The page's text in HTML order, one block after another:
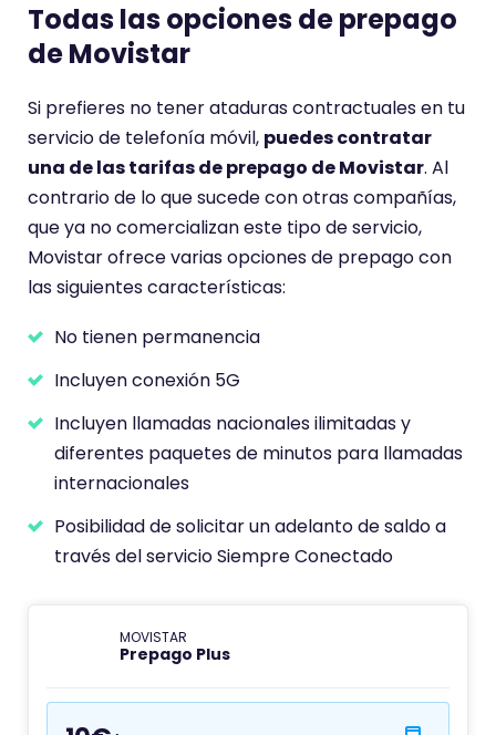
Todas las opciones de prepago
de Movistar
Si prefieres no tener ataduras contractuales en tu
servicio de telefonía móvil, puedes contratar
una de las tarifas de prepago de Movistar. Al
contrario de lo que sucede con otras compañías,
que ya no comercializan este tipo de servicio,
Movistar ofrece varias opciones de prepago con
las siguientes características:
No tienen permanencia
Incluyen conexión 5G
Incluyen llamadas nacionales ilimitadas y
diferentes paquetes de minutos para llamadas
internacionales
Posibilidad de solicitar un adelanto de saldo a
través del servicio Siempre Conectado
MOVISTAR
Prepago Plus